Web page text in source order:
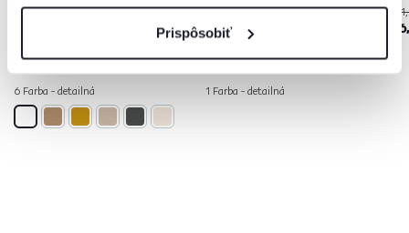
Prispôsobiť
6 Farba - detailná
349 €
279 €
1 Farba - detailná